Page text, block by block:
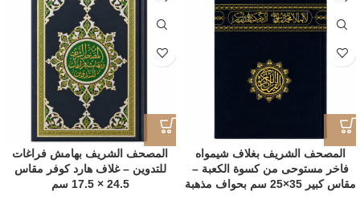
المصحف الشريف بغلاف شيمواه
فاخر مستوحى من كسوة الكعبة –
مقاس كبير 35×25 سم بحواف مذهبة
المصحف الشريف بهامش فراغات
للتدوين – غلاف هارد كوفر مقاس
24.5 × 17.5 سم